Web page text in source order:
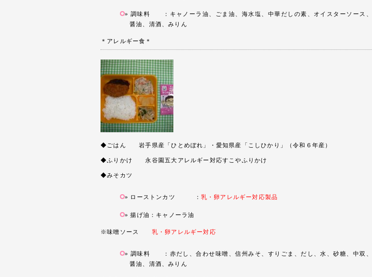
調味料 ：キャノーラ油、ごま油、海水塩、中華だしの素、オイスターソース、
醤油、清酒、みりん
＊アレルギー食＊
◆ごはん 岩手県産「ひとめぼれ」・愛知県産「こしひかり」（令和６年産）
◆ふりかけ 永谷園五大アレルギー対応すこやふりかけ
◆みそカツ
ローストンカツ ： 乳・卵アレルギー対応製品
揚げ油：キャノーラ油
※味噌ソース 乳・卵アレルギー対応
調味料 ：赤だし、合わせ味噌、信州みそ、すりごま、だし、水、砂糖、中双、
醤油、清酒、みりん